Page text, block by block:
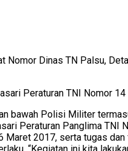
Nomor Dinas TN Palsu,
Peraturan TNI Nomor
bawah Polisi Militer
Peraturan Panglima
2017, serta tugas